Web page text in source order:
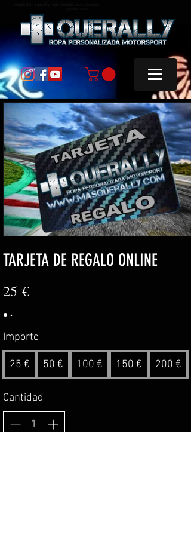
TARJETA DE REGALO ONLINE
25 €
Importe
25 € 50 € 100 € 150 € 200 €
Cantidad